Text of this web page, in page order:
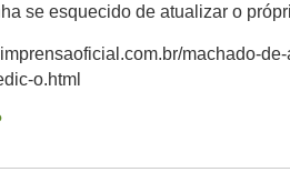
se esquecido de atualizar o
machado-
o.html